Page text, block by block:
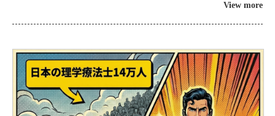
View more